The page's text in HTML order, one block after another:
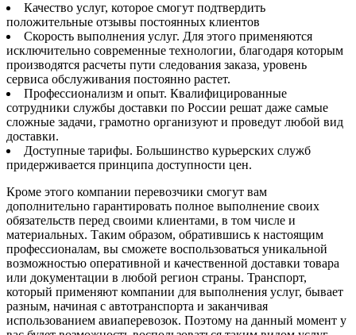
Качество услуг, которое смогут подтвердить
положительные отзывы постоянных клиентов
Скорость выполнения услуг. Для этого применяются
исключительно современные технологии, благодаря которым
производятся расчеты пути следования заказа, уровень
сервиса обслуживания постоянно растет.
Профессионализм и опыт. Квалифицированные
сотрудники службы доставки по России решат даже самые
сложные задачи, грамотно организуют и проведут любой вид
доставки.
Доступные тарифы. Большинство курьерских служб
придерживается принципа доступности цен.
Кроме этого компании перевозчики смогут вам
дополнительно гарантировать полное выполнение своих
обязательств перед своими клиентами, в том числе и
материальных. Таким образом, обратившись к настоящим
профессионалам, вы сможете воспользоваться уникальной
возможностью оперативной и качественной доставки товара
или документации в любой регион страны. Транспорт,
который применяют компании для выполнения услуг, бывает
разным, начиная с автотранспорта и заканчивая
использованием авиаперевозок. Поэтому на данный момент у